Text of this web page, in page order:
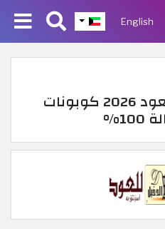
English
كود خصم الدخيل للعود 2026 كوبونات